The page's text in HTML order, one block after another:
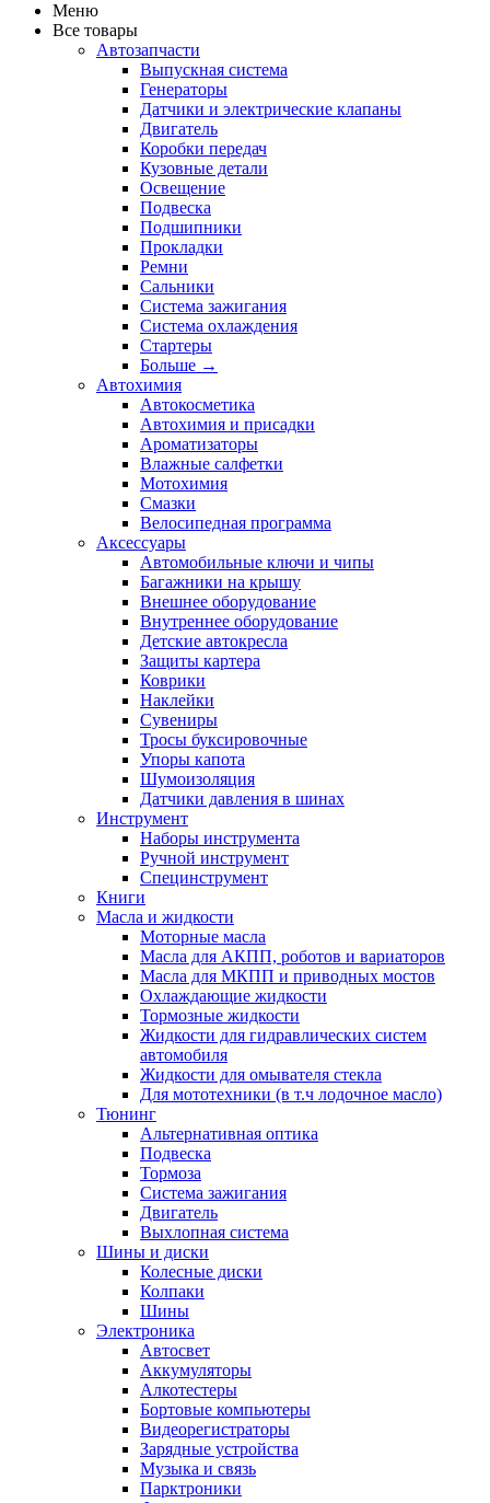
Меню
Все товары
Автозапчасти
Выпускная система
Генераторы
Датчики и электрические клапаны
Двигатель
Коробки передач
Кузовные детали
Освещение
Подвеска
Подшипники
Прокладки
Ремни
Сальники
Система зажигания
Система охлаждения
Стартеры
Больше →
Автохимия
Автокосметика
Автохимия и присадки
Ароматизаторы
Влажные салфетки
Мотохимия
Смазки
Велосипедная программа
Аксессуары
Автомобильные ключи и чипы
Багажники на крышу
Внешнее оборудование
Внутреннее оборудование
Детские автокресла
Защиты картера
Коврики
Наклейки
Сувениры
Тросы буксировочные
Упоры капота
Шумоизоляция
Датчики давления в шинах
Инструмент
Наборы инструмента
Ручной инструмент
Специнструмент
Книги
Масла и жидкости
Моторные масла
Масла для АКПП, роботов и вариаторов
Масла для МКПП и приводных мостов
Охлаждающие жидкости
Тормозные жидкости
Жидкости для гидравлических систем
автомобиля
Жидкости для омывателя стекла
Для мототехники (в т.ч лодочное масло)
Тюнинг
Альтернативная оптика
Подвеска
Тормоза
Система зажигания
Двигатель
Выхлопная система
Шины и диски
Колесные диски
Колпаки
Шины
Электроника
Автосвет
Аккумуляторы
Алкотестеры
Бортовые компьютеры
Видеорегистраторы
Зарядные устройства
Музыка и связь
Парктроники